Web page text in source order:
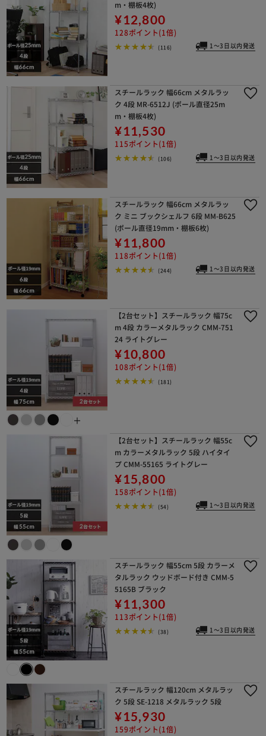
m・棚板4枚)
¥12,800
128ポイント(1倍)
(116) 1～3日以内発送
スチールラック 幅66cm メタルラッ
ク 4段 MR-6512J (ポール直径25m
m・棚板4枚)
¥11,530
115ポイント(1倍)
(106) 1～3日以内発送
スチールラック 幅66cm メタルラッ
ク ミニ ブックシェルフ 6段 MM-B625
(ポール直径19mm・棚板6枚)
¥11,800
118ポイント(1倍)
(244) 1～3日以内発送
＋
【2台セット】スチールラック 幅75c
m 4段 カラーメタルラック CMM-751
24 ライトグレー
¥10,800
108ポイント(1倍)
(181)
【2台セット】スチールラック 幅55c
m カラーメタルラック 5段 ハイタイ
プ CMM-55165 ライトグレー
¥15,800
158ポイント(1倍)
(54) 1～3日以内発送
スチールラック 幅55cm 5段 カラーメ
タルラック ウッドボード付き CMM-5
5165B ブラック
¥11,300
113ポイント(1倍)
(38) 1～3日以内発送
スチールラック 幅120cm メタルラッ
ク 5段 SE-1218 メタルラック 5段
¥15,930
159ポイント(1倍)